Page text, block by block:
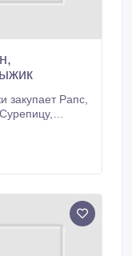
закупает Рапс,
транспорт.